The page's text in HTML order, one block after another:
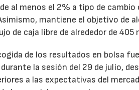
al menos el 2% a tipo de
mantiene el objetivo de
de caja libre de alrededor de 405
de los resultados en bolsa
la sesión del 29 de julio,
a las expectativas del